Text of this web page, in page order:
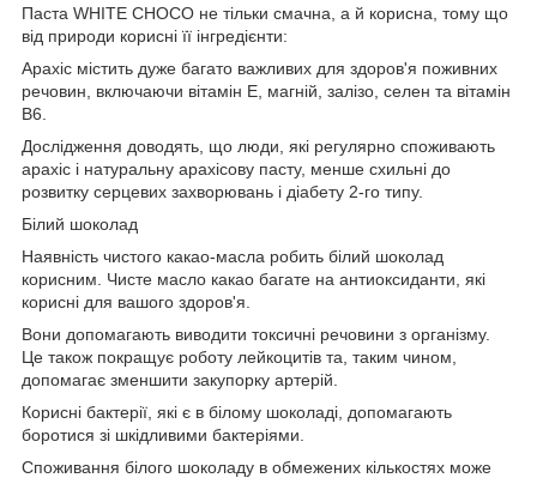
Паста WHITE CHOCO не тільки смачна, а й корисна, тому що
від природи корисні її інгредієнти:
Арахіс містить дуже багато важливих для здоров'я поживних
речовин, включаючи вітамін Е, магній, залізо, селен та вітамін
В6.
Дослідження доводять, що люди, які регулярно споживають
арахіс і натуральну арахісову пасту, менше схильні до
розвитку серцевих захворювань і діабету 2-го типу.
Білий шоколад
Наявність чистого какао-масла робить білий шоколад
корисним. Чисте масло какао багате на антиоксиданти, які
корисні для вашого здоров'я.
Вони допомагають виводити токсичні речовини з організму.
Це також покращує роботу лейкоцитів та, таким чином,
допомагає зменшити закупорку артерій.
Корисні бактерії, які є в білому шоколаді, допомагають
боротися зі шкідливими бактеріями.
Споживання білого шоколаду в обмежених кількостях може